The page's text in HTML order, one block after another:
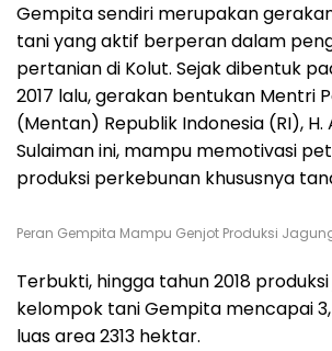
Gempita sendiri merupakan
tani yang aktif berperan dalam
pertanian di Kolut. Sejak dibentuk
2017 lalu, gerakan bentukan Mentri
(Mentan) Republik Indonesia (RI), H.
Sulaiman ini, mampu memotivasi
produksi perkebunan khususnya
Peran Gempita Mampu Genjot Produksi
Terbukti, hingga tahun 2018
kelompok tani Gempita mencapai
luas area 2313 hektar.